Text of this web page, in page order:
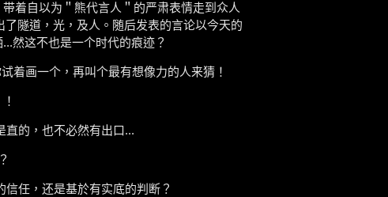
着自以为＂熊代言人＂的严肃表情走到众人
隧道，光，及人。随后发表的言论以今天的
然这不也是一个时代的痕迹？
着画一个，再叫个最有想像力的人来猜！
直的，也不必然有出口...
任，还是基於有实底的判断？